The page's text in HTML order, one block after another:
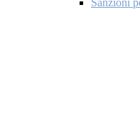
Sanzioni